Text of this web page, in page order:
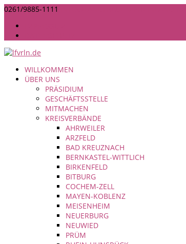
0261/9885-1111
WILLKOMMEN
ÜBER UNS
PRÄSIDIUM
GESCHÄFTSSTELLE
MITMACHEN
KREISVERBÄNDE
AHRWEILER
ARZFELD
BAD KREUZNACH
BERNKASTEL-WITTLICH
BIRKENFELD
BITBURG
COCHEM-ZELL
MAYEN-KOBLENZ
MEISENHEIM
NEUERBURG
NEUWIED
PRÜM